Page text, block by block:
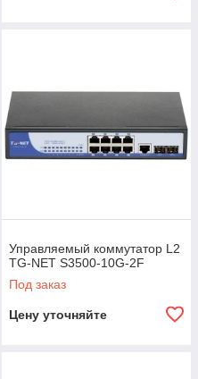
Управляемый коммутатор L2
TG-NET S3500-10G-2F
Под заказ
Цену уточняйте